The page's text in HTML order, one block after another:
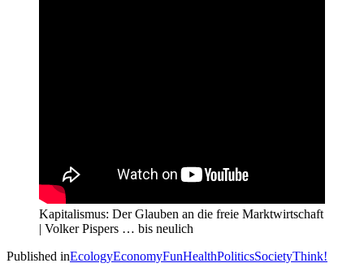
Kapitalismus: Der Glauben an die freie Marktwirtschaft
| Volker Pispers … bis neulich
Published inEcologyEconomyFunHealthPoliticsSocietyThink!